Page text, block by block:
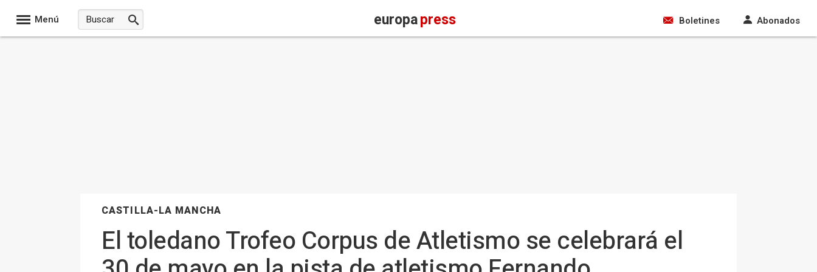
Menú europapress Boletines Abonados
CASTILLA-LA MANCHA
El toledano Trofeo Corpus de Atletismo se celebrará el